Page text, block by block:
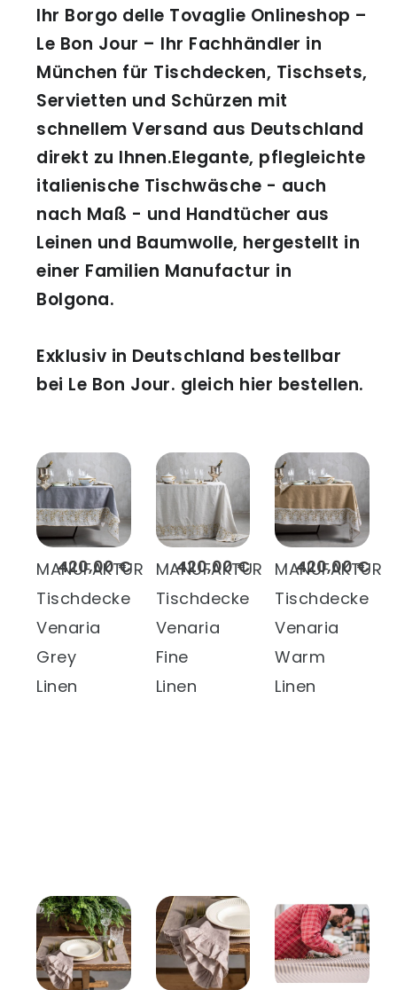
Ihr Borgo delle Tovaglie Onlineshop –
Le Bon Jour – Ihr Fachhändler in
München für Tischdecken, Tischsets,
Servietten und Schürzen mit
schnellem Versand aus Deutschland
direkt zu Ihnen.Elegante, pflegleichte
italienische Tischwäsche - auch
nach Maß - und Handtücher aus
Leinen und Baumwolle, hergestellt in
einer Familien Manufactur in
Bolgona.
Exklusiv in Deutschland bestellbar
bei Le Bon Jour. gleich hier bestellen.
420,00 €
MANUFAKTUR
Tischdecke
Venaria
Grey
Linen
420,00 €
MANUFAKTUR
Tischdecke
Venaria
Fine
Linen
420,00 €
MANUFAKTUR
Tischdecke
Venaria
Warm
Linen